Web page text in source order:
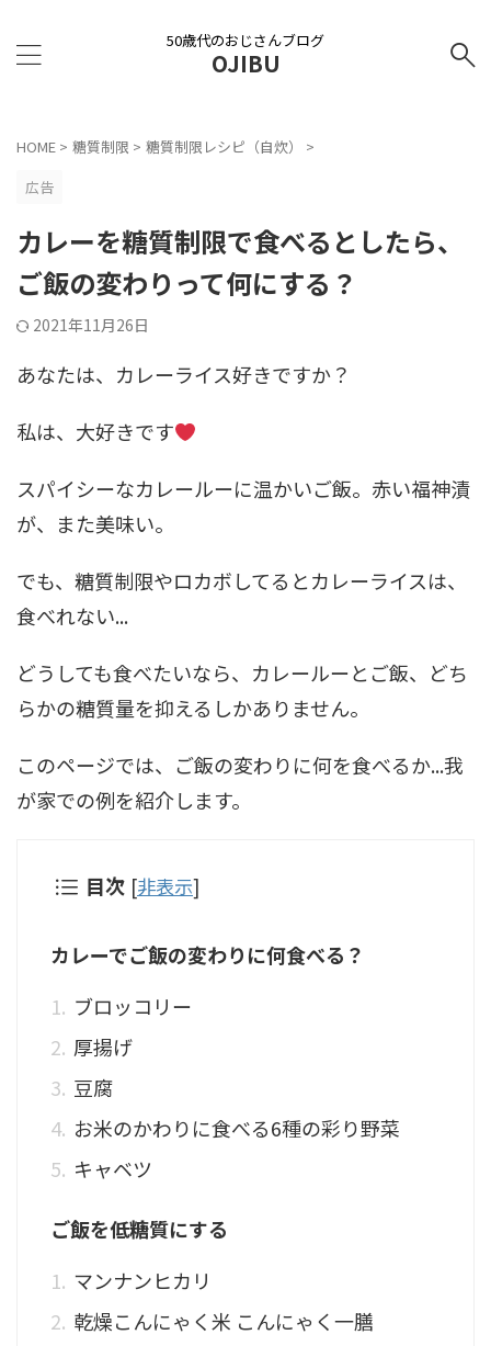
50歳代のおじさんブログ
OJIBU
HOME > 糖質制限 > 糖質制限レシピ（自炊）
>
広告
カレーを糖質制限で食べるとしたら、
ご飯の変わりって何にする？
2021年11月26日
あなたは、カレーライス好きですか？
私は、大好きです
スパイシーなカレールーに温かいご飯。赤い福神漬
が、また美味い。
でも、糖質制限やロカボしてるとカレーライスは、
食べれない...
どうしても食べたいなら、カレールーとご飯、どち
らかの糖質量を抑えるしかありません。
このページでは、ご飯の変わりに何を食べるか...我
が家での例を紹介します。
目次 [非表示]
カレーでご飯の変わりに何食べる？
ブロッコリー
厚揚げ
豆腐
お米のかわりに食べる6種の彩り野菜
キャベツ
ご飯を低糖質にする
マンナンヒカリ
乾燥こんにゃく米 こんにゃく一膳